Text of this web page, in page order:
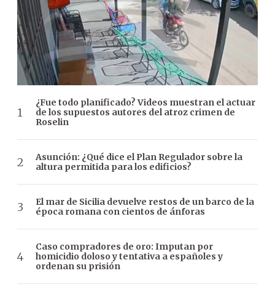
¿Fue todo planificado? Videos muestran el actuar
de los supuestos autores del atroz crimen de
Roselin
Asunción: ¿Qué dice el Plan Regulador sobre la
altura permitida para los edificios?
El mar de Sicilia devuelve restos de un barco de la
época romana con cientos de ánforas
Caso compradores de oro: Imputan por
homicidio doloso y tentativa a españoles y
ordenan su prisión